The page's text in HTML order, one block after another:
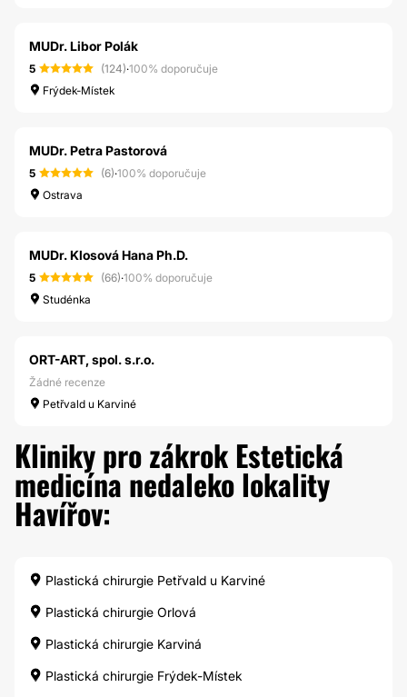
MUDr. Libor Polák
5 (124)·100% doporučuje
Frýdek-Místek
MUDr. Petra Pastorová
5 (6)·100% doporučuje
Ostrava
MUDr. Klosová Hana Ph.D.
5 (66)·100% doporučuje
Studénka
ORT-ART, spol. s.r.o.
Žádné recenze
Petřvald u Karviné
Kliniky pro zákrok Estetická
medicína nedaleko lokality
Havířov:
Plastická chirurgie Petřvald u Karviné
Plastická chirurgie Orlová
Plastická chirurgie Karviná
Plastická chirurgie Frýdek-Místek